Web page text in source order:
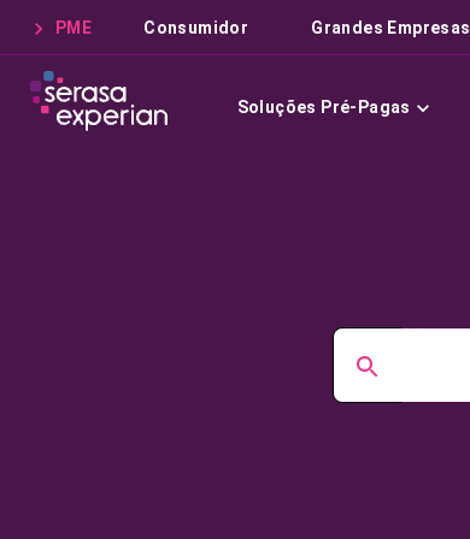
PME Consumidor Grandes Empresas
Soluções Pré-Pagas